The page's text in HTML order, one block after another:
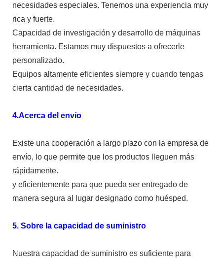
necesidades especiales. Tenemos una experiencia muy
rica y fuerte.
Capacidad de investigación y desarrollo de máquinas
herramienta. Estamos muy dispuestos a ofrecerle
personalizado.
Equipos altamente eficientes siempre y cuando tengas
cierta cantidad de necesidades.
4.Acerca del envío
Existe una cooperación a largo plazo con la empresa de
envío, lo que permite que los productos lleguen más
rápidamente.
y eficientemente para que pueda ser entregado de
manera segura al lugar designado como huésped.
5. Sobre la capacidad de suministro
Nuestra capacidad de suministro es suficiente para